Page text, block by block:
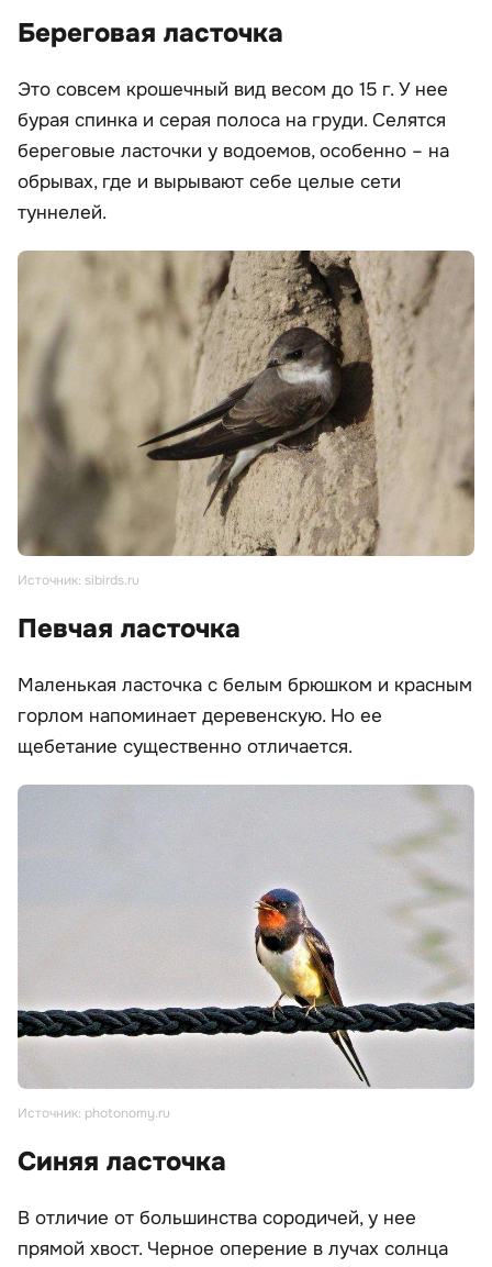
Береговая ласточка
Это совсем крошечный вид весом до 15 г. У нее
бурая спинка и серая полоса на груди. Селятся
береговые ласточки у водоемов, особенно – на
обрывах, где и вырывают себе целые сети
туннелей.
Источник: sibirds.ru
Певчая ласточка
Маленькая ласточка с белым брюшком и красным
горлом напоминает деревенскую. Но ее
щебетание существенно отличается.
Источник: photonomy.ru
Синяя ласточка
В отличие от большинства сородичей, у нее
прямой хвост. Черное оперение в лучах солнца